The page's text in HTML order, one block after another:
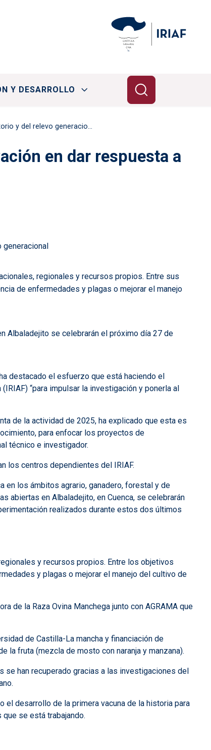
Y DESARROLLO
y del relevo generacional
en dar respuesta a
generacional
regionales y recursos propios. Entre sus
de enfermedades y plagas o mejorar el manejo
Albaladejito se celebrarán el próximo día 27 de
destacado el esfuerzo que está haciendo el
“para impulsar la investigación y ponerla al
de la actividad de 2025, ha explicado que esta es
para enfocar los proyectos de
técnico e investigador.
los centros dependientes del IRIAF.
en los ámbitos agrario, ganadero, forestal y de
abiertas en Albaladejito, en Cuenca, se celebrarán
realizados durante estos dos últimos
y recursos propios. Entre los objetivos
y plagas o mejorar el manejo del cultivo de
de la Raza Ovina Manchega junto con AGRAMA que
de Castilla-La mancha y financiación de
la fruta (mezcla de mosto con naranja y manzana).
se han recuperado gracias a las investigaciones del
el desarrollo de la primera vacuna de la historia para
se está trabajando.